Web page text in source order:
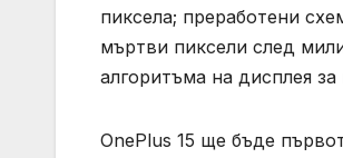
пиксела; преработени
мъртви пиксели след
алгоритъма на дисплея
OnePlus 15 ще бъде